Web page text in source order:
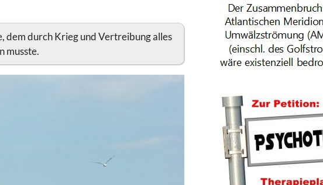
dem durch Krieg und Vertreibung alles
musste.